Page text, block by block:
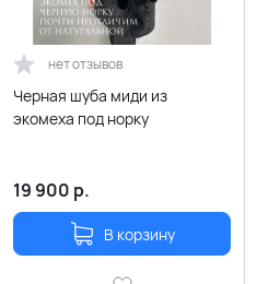
нет отзывов
Черная шуба миди из
экомеха под норку
19 900 р.
В корзину